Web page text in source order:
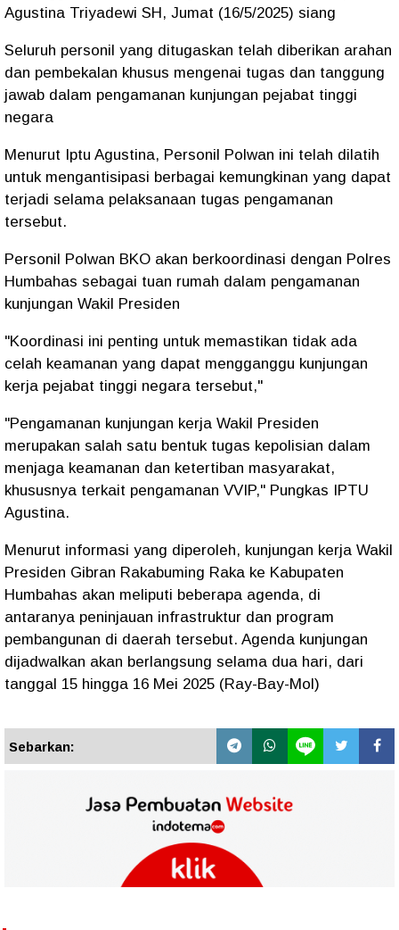
Agustina Triyadewi SH, Jumat (16/5/2025) siang
Seluruh personil yang ditugaskan telah diberikan arahan
dan pembekalan khusus mengenai tugas dan tanggung
jawab dalam pengamanan kunjungan pejabat tinggi
negara
Menurut Iptu Agustina, Personil Polwan ini telah dilatih
untuk mengantisipasi berbagai kemungkinan yang dapat
terjadi selama pelaksanaan tugas pengamanan
tersebut.
Personil Polwan BKO akan berkoordinasi dengan Polres
Humbahas sebagai tuan rumah dalam pengamanan
kunjungan Wakil Presiden
"Koordinasi ini penting untuk memastikan tidak ada
celah keamanan yang dapat mengganggu kunjungan
kerja pejabat tinggi negara tersebut,"
"Pengamanan kunjungan kerja Wakil Presiden
merupakan salah satu bentuk tugas kepolisian dalam
menjaga keamanan dan ketertiban masyarakat,
khususnya terkait pengamanan VVIP," Pungkas IPTU
Agustina.
Menurut informasi yang diperoleh, kunjungan kerja Wakil
Presiden Gibran Rakabuming Raka ke Kabupaten
Humbahas akan meliputi beberapa agenda, di
antaranya peninjauan infrastruktur dan program
pembangunan di daerah tersebut. Agenda kunjungan
dijadwalkan akan berlangsung selama dua hari, dari
tanggal 15 hingga 16 Mei 2025 (Ray-Bay-Mol)
Sebarkan: